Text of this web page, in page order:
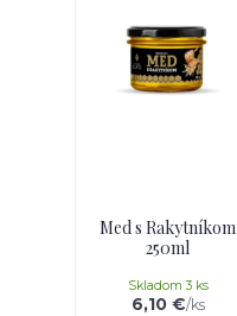
Med s Rakytníkom
250ml
6,10 €/ks
Skladom 3 ks